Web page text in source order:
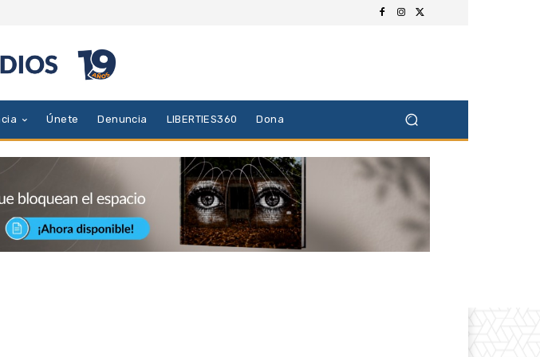
Únete Denuncia LIBERTIES360 Dona